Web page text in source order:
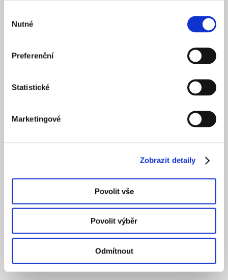
souhlasu
Nutné
Preferenční
Statistické
Marketingové
Zobrazit detaily
Povolit vše
Povolit výběr
Odmítnout
haldu skladiště stavebního odpadu v umělý kopeček
porostlý zelení, který místní přezdívají Makču Pikču.
Dnes je nedílnou součástí parku a slouží nejen jako
vyhlídka, ale také jako fourcrossová dráha pro terénní
Tubus metra dnes tvoří pohledovou dominantu parku.
Author: Kateřina Hubertová